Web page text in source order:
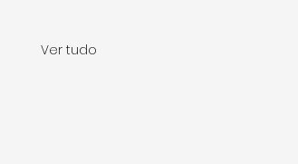
Ver tudo